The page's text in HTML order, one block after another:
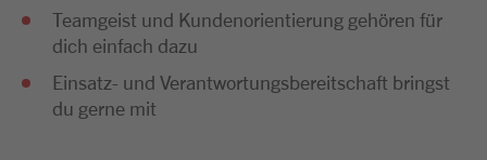
Teamgeist und Kundenorientierung gehören für
dich einfach dazu
Einsatz- und Verantwortungsbereitschaft bringst
du gerne mit